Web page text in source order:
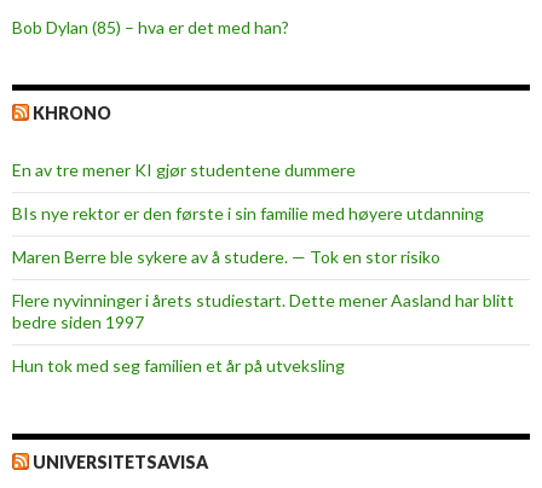
Bob Dylan (85) – hva er det med han?
KHRONO
En av tre mener KI gjør studentene dummere
BIs nye rektor er den første i sin familie med høyere utdanning
Maren Berre ble sykere av å studere. — Tok en stor risiko
Flere nyvinninger i årets studiestart. Dette mener Aasland har blitt
bedre siden 1997
Hun tok med seg familien et år på utveksling
UNIVERSITETSAVISA